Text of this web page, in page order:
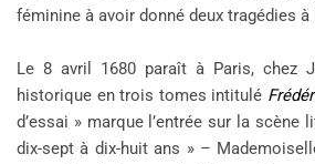
féminine à avoir donné deux tragédies
Le 8 avril 1680 paraît à Paris, chez
historique en trois tomes intitulé
d’essai » marque l’entrée sur la scène
dix-sept à dix-huit ans » –